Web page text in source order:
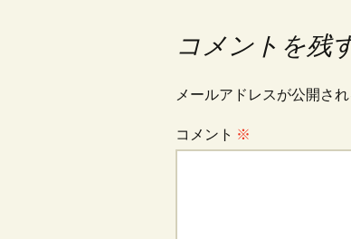
コメントを残
メールアドレスが公開さ
コメント ※